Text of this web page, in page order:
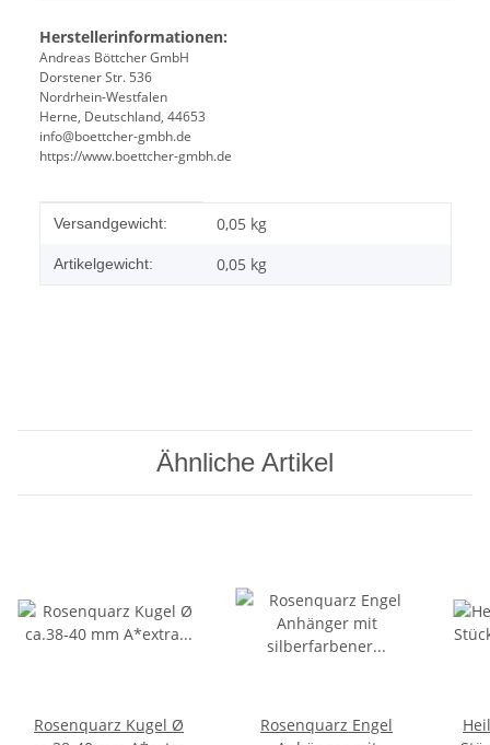
Herstellerinformationen:
Andreas Böttcher GmbH
Dorstener Str. 536
Nordrhein-Westfalen
Herne, Deutschland, 44653
info@boettcher-gmbh.de
https://www.boettcher-gmbh.de
Produkteigenschaft
Wert
Versandgewicht: 0,05 kg
Artikelgewicht: 0,05 kg
Ähnliche Artikel
Rosenquarz Kugel Ø
Rosenquarz Engel